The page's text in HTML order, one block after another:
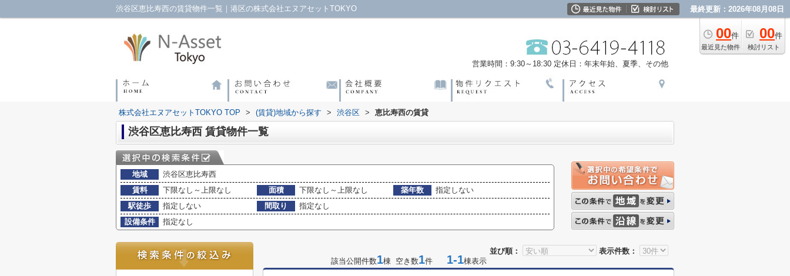
渋谷区恵比寿西の賃貸物件一覧｜港区の株式会社エヌアセットTOKYO 最終更新：2026年08月08日
00件
最近見た物件
00件
検討リスト
営業時間：9:30～18:30 定休日：年末年始、夏季、その他
株式会社エヌアセットTOKYO TOP > (賃貸)地域から探す > 渋谷区 > 恵比寿西の賃貸
渋谷区恵比寿西 賃貸物件一覧
地域
渋谷区恵比寿西
賃料
下限なし～上限なし 面積 下限なし～上限なし 築年数
指定しない
駅徒歩
指定しない 間取り
指定なし
設備条件
指定なし
並び順：
表示件数：
該当公開件数1棟 空き数1件 1-1棟表示